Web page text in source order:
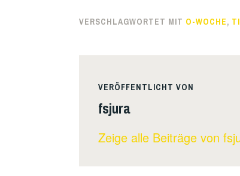
VERSCHLAGWORTET MIT O-WOCHE,
VERÖFFENTLICHT VON
fsjura
Zeige alle Beiträge von